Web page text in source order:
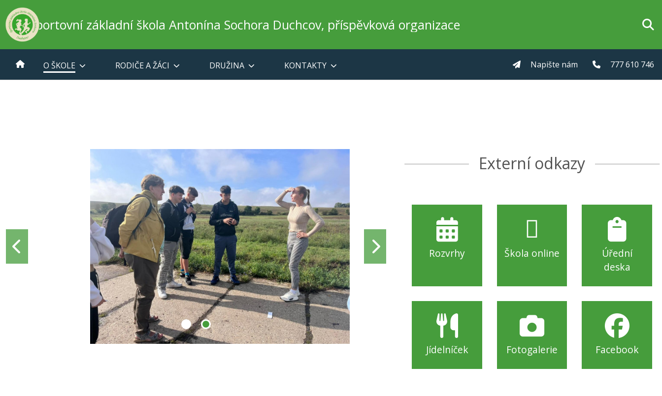
Sportovní základní škola Antonína Sochora Duchcov, příspěvková organizace
O ŠKOLE RODIČE A ŽÁCI DRUŽINA KONTAKTY Napište nám 777 610 746
Externí odkazy
Rozvrhy Škola online
Úřední
deska
Jídelníček Fotogalerie Facebook